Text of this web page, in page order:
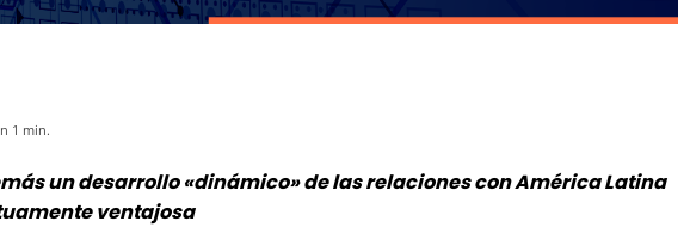
1 min.
un desarrollo «dinámico» de las relaciones con América Latina
ventajosa